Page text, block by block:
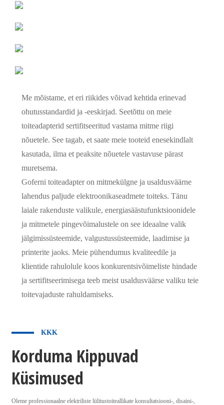
Me mõistame, et eri riikides võivad kehtida erinevad
ohutusstandardid ja -eeskirjad. Seetõttu on meie
toiteadapterid sertifitseeritud vastama mitme riigi
nõuetele. See tagab, et saate meie tooteid enesekindlalt
kasutada, ilma et peaksite nõuetele vastavuse pärast
muretsema.
Goferni toiteadapter on mitmekülgne ja usaldusväärne
lahendus paljude elektroonikaseadmete toiteks. Tänu
laiale rakenduste valikule, energiasäästufunktsioonidele
ja mitmetele pingevõimalustele on see ideaalne valik
jälgimissüsteemide, valgustussüsteemide, laadimise ja
printerite jaoks. Meie pühendumus kvaliteedile ja
klientide rahulolule koos konkurentsivõimeliste hindade
ja sertifitseerimisega teeb meist usaldusväärse valiku teie
toitevajaduste rahuldamiseks.
KKK
Korduma Kippuvad
Küsimused
Oleme professionaalne elektriliste lülitustoiteallikate konsultatsiooni-, disaini-,